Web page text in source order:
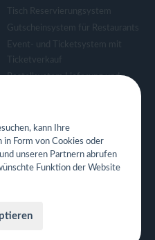
Tisch Reservierungsystem
Gutscheinsystem für Restaurants
Event- und Ticketsystem mit
Ticketverkauf
Bestellsystem Lieferung und
Eigene App für Restaurant
kann Ihre
Form von Cookies oder
unseren Partnern abrufen
Funktion der Website